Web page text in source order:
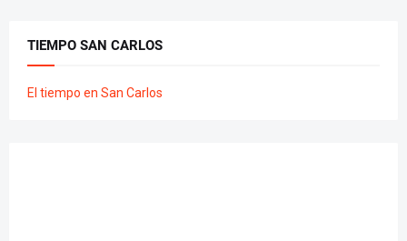
TIEMPO SAN CARLOS
El tiempo en San Carlos